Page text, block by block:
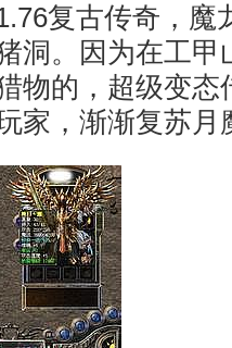
复古传奇，魔
洞。因为在工甲
物的，超级变态
，渐渐复苏月